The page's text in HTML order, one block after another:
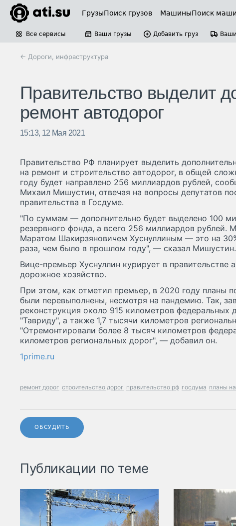
ГрузыПоиск грузов МашиныПоиск
Все сервисы Ваши грузы Добавить груз
← Дороги, инфраструктура
Правительство выделит
ремонт автодорог
15:13, 12 Мая 2021
Правительство РФ планирует выделить
на ремонт и строительство автодорог, в общей
году будет направлено 256 миллиардов рублей,
Михаил Мишустин, отвечая на вопросы депутатов
правительства в Госдуме.
"По суммам — дополнительно будет выделено 100
резервного фонда, а всего 256 миллиардов рублей.
Маратом Шакирзяновичем Хуснуллиным — это на
раза, чем было в прошлом году", — сказал Мишустин.
Вице-премьер Хуснуллин курирует в правительстве
дорожное хозяйство.
При этом, как отметил премьер, в 2020 году планы
были перевыполнены, несмотря на пандемию. Так,
реконструкция около 915 километров федеральных
"Тавриду", а также 1,7 тысячи километров
"Отремонтировали более 8 тысяч километров
километров региональных дорог", — добавил он.
1prime.ru
ремонт дорог строительство дорог правительство рф госдума планы
ОБСУДИТЬ
Публикации по теме